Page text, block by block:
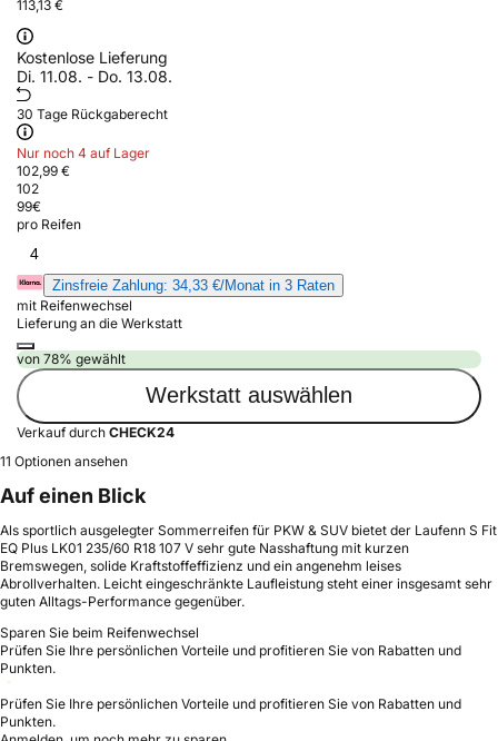
113,13 €
Kostenlose Lieferung
Di. 11.08. - Do. 13.08.
30 Tage Rückgaberecht
Nur noch 4 auf Lager
102,99 €
102
99€
pro Reifen
4
Zinsfreie Zahlung: 34,33 €/Monat in 3 Raten
mit Reifenwechsel
Lieferung an die Werkstatt
von 78% gewählt
Werkstatt auswählen
Verkauf durch CHECK24
11 Optionen ansehen
Auf einen Blick
Als sportlich ausgelegter Sommerreifen für PKW & SUV bietet der Laufenn S Fit
EQ Plus LK01 235/60 R18 107 V sehr gute Nasshaftung mit kurzen
Bremswegen, solide Kraftstoffeffizienz und ein angenehm leises
Abrollverhalten. Leicht eingeschränkte Laufleistung steht einer insgesamt sehr
guten Alltags-Performance gegenüber.
Sparen Sie beim Reifenwechsel
Prüfen Sie Ihre persönlichen Vorteile und profitieren Sie von Rabatten und
Punkten.
Prüfen Sie Ihre persönlichen Vorteile und profitieren Sie von Rabatten und
Punkten.